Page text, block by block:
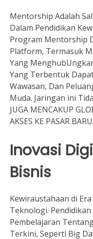
Mentorship Adalah
Dalam Pendidikan
Program Mentorship
Platform, Termasuk
Yang
Yang Terbentuk
Wawasan, Dan
Muda. Jaringan ini
JUGA MENCAKUP
AKSES KE PASAR BARU.
Inovasi
Bisnis
Kewiraustahaan di
Teknologi.
Pembelajaran
Terkini, Seperti Big